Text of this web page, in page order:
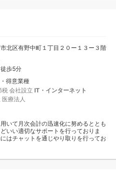
北区有野中町１丁目２０ー１３ー３階
歩5分
得意業種
税 会社設立 IT・インターネット
医療法人
いて月次会計の迅速化に努めるととも
いい適切なサポートを行っておりま
はチャットを通じやり取りを行ってお